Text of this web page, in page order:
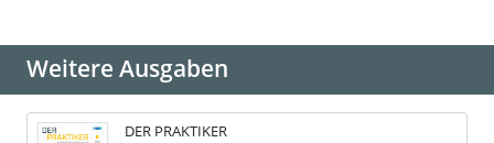
Weitere Ausgaben
DER PRAKTIKER